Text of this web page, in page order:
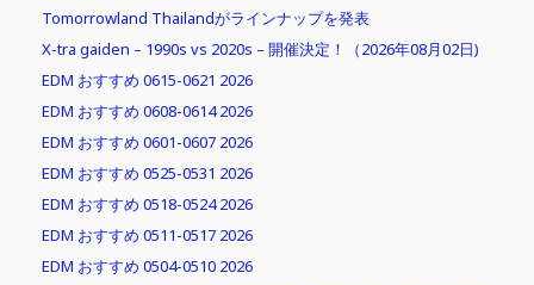
Tomorrowland Thailandがラインナップを発表
X-tra gaiden – 1990s vs 2020s – 開催決定！（2026年08月02日)
EDM おすすめ 0615-0621 2026
EDM おすすめ 0608-0614 2026
EDM おすすめ 0601-0607 2026
EDM おすすめ 0525-0531 2026
EDM おすすめ 0518-0524 2026
EDM おすすめ 0511-0517 2026
EDM おすすめ 0504-0510 2026